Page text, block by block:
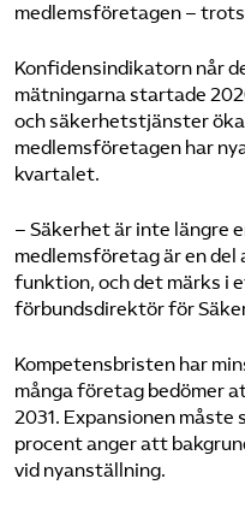
medlemsföretagen –
Konfidensindikatorn når
mätningarna startade
och säkerhetstjänster
medlemsföretagen har
kvartalet.
– Säkerhet är inte längre
medlemsföretag är en del
funktion, och det märks i
förbundsdirektör för
Kompetensbristen har
många företag bedömer
2031. Expansionen
procent anger att
vid nyanställning.